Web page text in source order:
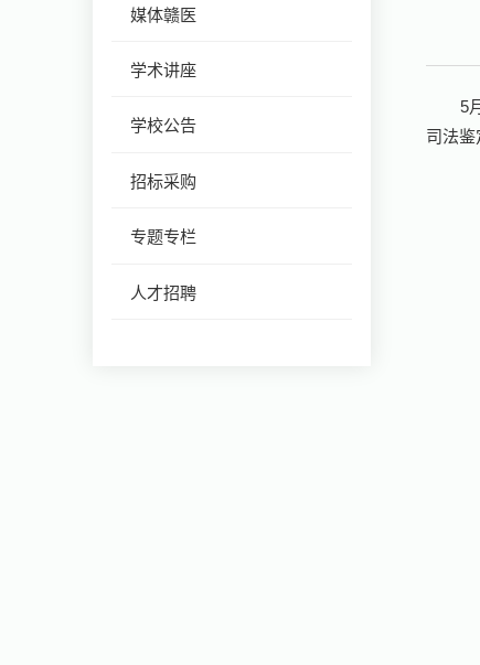
媒体赣医
学术讲座
学校公告
招标采购
专题专栏
人才招聘
5
司法鉴